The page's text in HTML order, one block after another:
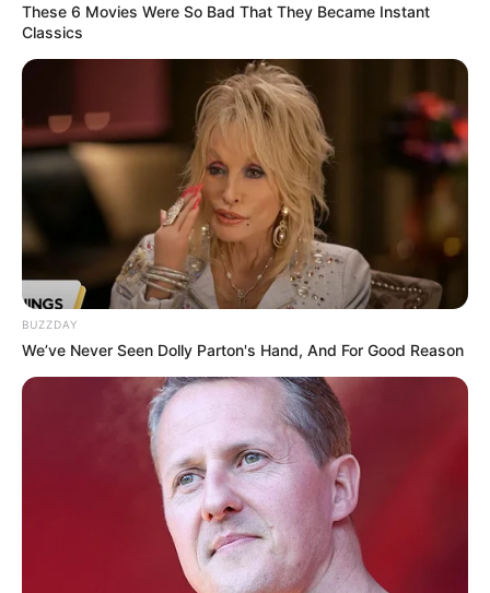
Bayern ist besonders reich an schönen und interessanten
Urlaubsgebieten und Ferienregionen. Gerade durch die
landschaftliche und kulturelle Vielfalt hat das größte
deutsche Bundesland hier besonders viel zu bieten.
Deshalb gibt es im Bayern besonders viele
Urlaubsregionen, die wir zum Teil außerdem in die
Urlaub in Franken undUrlaub in Oberbayern
These 6 Movies Were So Bad That They Became Instant
Classics
BUZZDAY
We’ve Never Seen Dolly Parton's Hand, And For Good Reason